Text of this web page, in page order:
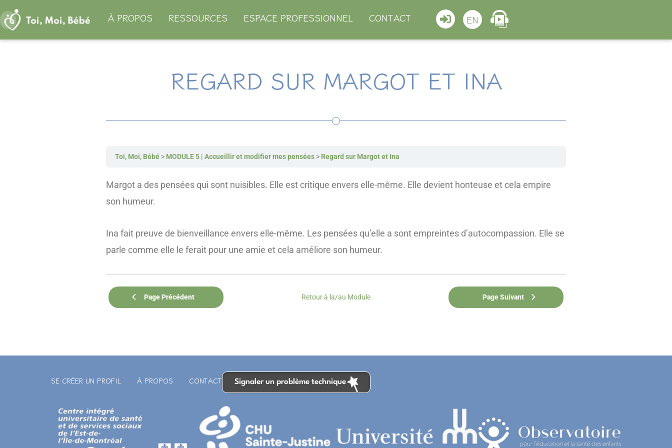
Aller
au
contenu
À PROPOS RESSOURCES ESPACE PROFESSIONNEL CONTACT EN
REGARD SUR MARGOT ET INA
Toi, Moi, Bébé MODULE 5 | Accueillir et modifier mes pensées Regard sur Margot et Ina
Margot a des pensées qui sont nuisibles. Elle est critique envers elle-même. Elle devient honteuse et cela empire
son humeur.
Ina fait preuve de bienveillance envers elle-même. Les pensées qu’elle a sont empreintes d’autocompassion. Elle se
parle comme elle le ferait pour une amie et cela améliore son humeur.
Page Précédent Retour à la/au Module Page Suivant
SE CRÉER UN PROFIL À PROPOS CONTACT Signaler un problème technique